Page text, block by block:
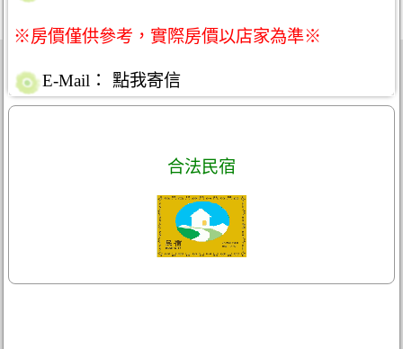
※房價僅供參考，實際房價以店家為準※
E-Mail： 點我寄信
合法民宿